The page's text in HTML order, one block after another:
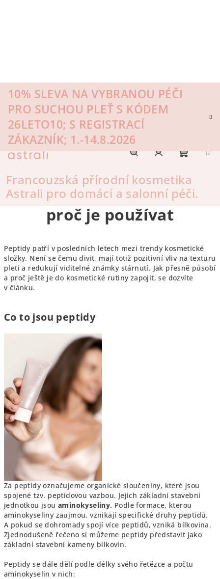
10% SLEVA NA VYBRANOU PÉČI
PRO SUCHOU PLEŤ S KÓDEM
26LETO10; S REGISTRACÍ
ZÁKAZNÍK; 1.-14.8.2026
košík
Francouzská přírodní kosmetika
Astrali pro domácí a salonní péči.
K čemu jsou peptidy a
proč je používat
Peptidy patří v posledních letech mezi trendy kosmetické
složky. Není se čemu divit, mají totiž pozitivní vliv na texturu
pleti a redukují viditelné známky stárnutí. Jak přesně působí
a proč ještě je do kosmetické rutiny zapojit, se dozvíte
v článku.
Co to jsou peptidy
Za peptidy označujeme organické sloučeniny, které jsou
spojené tzv. peptidovou vazbou. Jejich základní stavební
jednotkou jsouaminokyseliny. Podle formace, kterou
aminokyseliny zaujmou, vznikají specifické druhy peptidů.
A pokud se dohromady spojí více peptidů, vzniká bílkovina.
Zjednodušeně řečeno si můžeme peptidy představit jako
základní stavební kameny bílkovin.
Peptidy se dále dělí podle délky svého řetězce a počtu
aminokyselin v nich: